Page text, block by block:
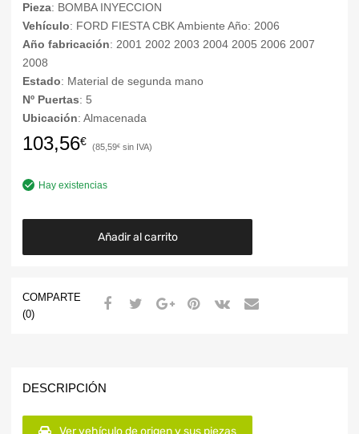
Pieza: BOMBA INYECCION
Vehículo: FORD FIESTA CBK Ambiente Año: 2006
Año fabricación: 2001 2002 2003 2004 2005 2006 2007
2008
Estado: Material de segunda mano
Nº Puertas: 5
Ubicación: Almacenada
103,56€ 85,59€
Hay existencias
Añadir al carrito
COMPARTE
(0)
DESCRIPCIÓN